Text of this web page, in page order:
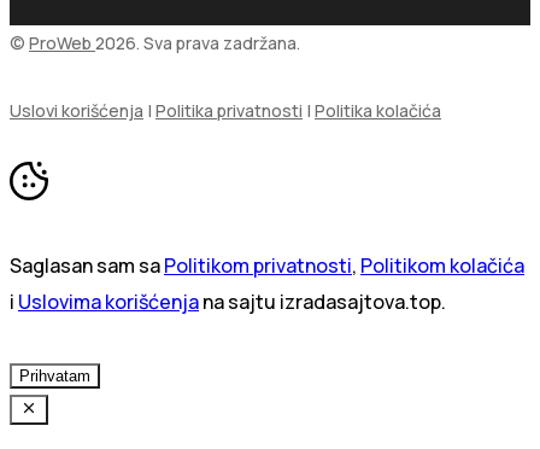
© ProWeb 2026. Sva prava zadržana.
Uslovi korišćenja | Politika privatnosti | Politika kolačića
Saglasan sam saPolitikom privatnosti, Politikom kolačića
i Uslovima korišćenjana sajtu izradasajtova.top.
Prihvatam